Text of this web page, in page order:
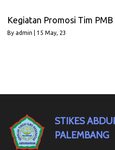
Kegiatan Promosi Tim
By admin 15 May, 23
STIKES
PALEMBANG